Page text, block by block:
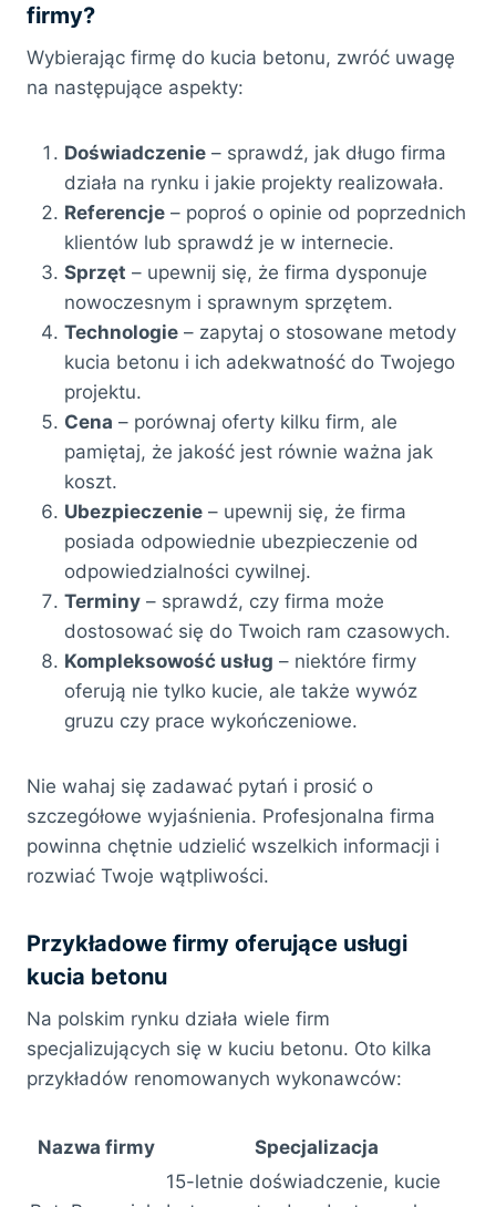
firmy?
Wybierając firmę do kucia betonu, zwróć uwagę
na następujące aspekty:
Doświadczenie – sprawdź, jak długo firma
działa na rynku i jakie projekty realizowała.
Referencje – poproś o opinie od poprzednich
klientów lub sprawdź je w internecie.
Sprzęt – upewnij się, że firma dysponuje
nowoczesnym i sprawnym sprzętem.
Technologie – zapytaj o stosowane metody
kucia betonu i ich adekwatność do Twojego
projektu.
Cena – porównaj oferty kilku firm, ale
pamiętaj, że jakość jest równie ważna jak
koszt.
Ubezpieczenie – upewnij się, że firma
posiada odpowiednie ubezpieczenie od
odpowiedzialności cywilnej.
Terminy – sprawdź, czy firma może
dostosować się do Twoich ram czasowych.
Kompleksowość usług – niektóre firmy
oferują nie tylko kucie, ale także wywóz
gruzu czy prace wykończeniowe.
Nie wahaj się zadawać pytań i prosić o
szczegółowe wyjaśnienia. Profesjonalna firma
powinna chętnie udzielić wszelkich informacji i
rozwiać Twoje wątpliwości.
Przykładowe firmy oferujące usługi
kucia betonu
Na polskim rynku działa wiele firm
specjalizujących się w kuciu betonu. Oto kilka
przykładów renomowanych wykonawców:
Nazwa firmy Specjalizacja
15-letnie doświadczenie, kucie